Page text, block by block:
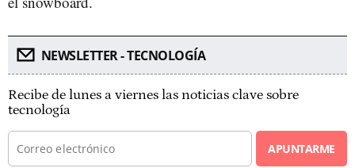
NEWSLETTER - TECNOLOGÍA
Recibe de lunes a viernes las noticias clave sobre
tecnología
APUNTARME